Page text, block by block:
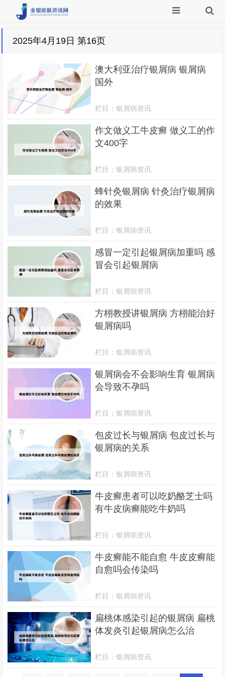
2025年4月19日 第16页
澳大利亚治疗银屑病 银屑病
国外
栏目：银屑病资讯
作文做义工牛皮癣 做义工的作
文400字
栏目：银屑病资讯
蜂针灸银屑病 针灸治疗银屑病
的效果
栏目：银屑病资讯
感冒一定引起银屑病加重吗 感
冒会引起银屑病
栏目：银屑病资讯
方栩教授讲银屑病 方栩能治好
银屑病吗
栏目：银屑病资讯
银屑病会不会影响生育 银屑病
会导致不孕吗
栏目：银屑病资讯
包皮过长与银屑病 包皮过长与
银屑病的关系
栏目：银屑病资讯
牛皮癣患者可以吃奶酪芝士吗
有牛皮病癣能吃牛奶吗
栏目：银屑病资讯
牛皮癣能不能自愈 牛皮皮癣能
自愈吗会传染吗
栏目：银屑病资讯
扁桃体感染引起的银屑病 扁桃
体发炎引起银屑病怎么治
栏目：银屑病资讯